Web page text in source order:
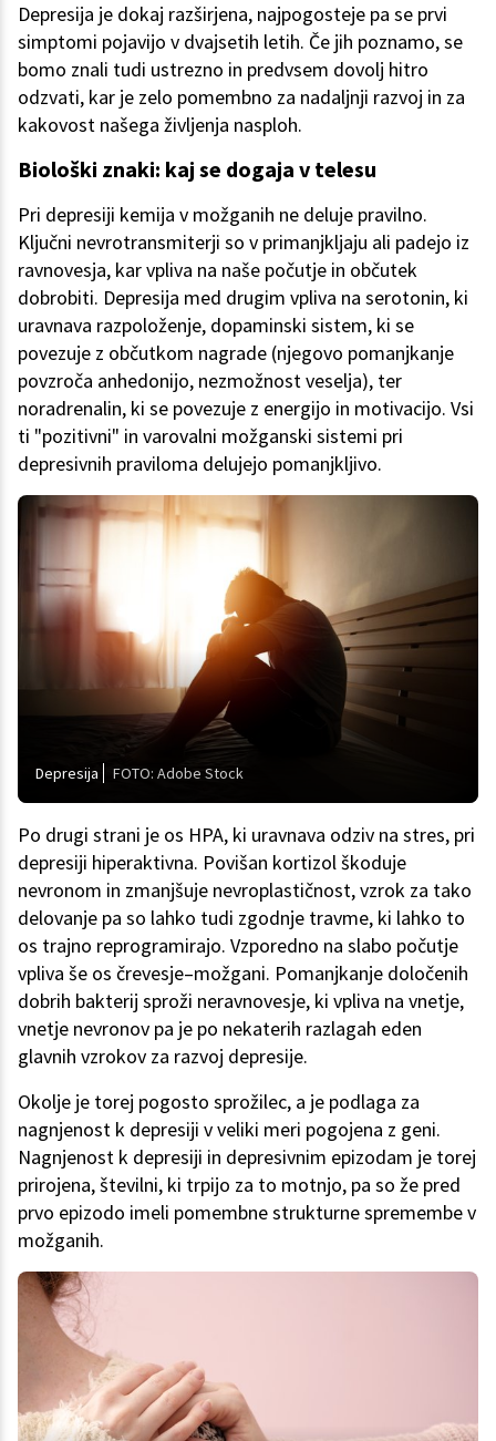
Depresija je dokaj razširjena, najpogosteje pa se prvi
simptomi pojavijo v dvajsetih letih. Če jih poznamo, se
bomo znali tudi ustrezno in predvsem dovolj hitro
odzvati, kar je zelo pomembno za nadaljnji razvoj in za
kakovost našega življenja nasploh.
Biološki znaki: kaj se dogaja v telesu
Pri depresiji kemija v možganih ne deluje pravilno.
Ključni nevrotransmiterji so v primanjkljaju ali padejo iz
ravnovesja, kar vpliva na naše počutje in občutek
dobrobiti. Depresija med drugim vpliva na serotonin, ki
uravnava razpoloženje, dopaminski sistem, ki se
povezuje z občutkom nagrade (njegovo pomanjkanje
povzroča anhedonijo, nezmožnost veselja), ter
noradrenalin, ki se povezuje z energijo in motivacijo. Vsi
ti "pozitivni" in varovalni možganski sistemi pri
depresivnih praviloma delujejo pomanjkljivo.
Depresija FOTO: Adobe Stock
Po drugi strani je os HPA, ki uravnava odziv na stres, pri
depresiji hiperaktivna. Povišan kortizol škoduje
nevronom in zmanjšuje nevroplastičnost, vzrok za tako
delovanje pa so lahko tudi zgodnje travme, ki lahko to
os trajno reprogramirajo. Vzporedno na slabo počutje
vpliva še os črevesje–možgani. Pomanjkanje določenih
dobrih bakterij sproži neravnovesje, ki vpliva na vnetje,
vnetje nevronov pa je po nekaterih razlagah eden
glavnih vzrokov za razvoj depresije.
Okolje je torej pogosto sprožilec, a je podlaga za
nagnjenost k depresiji v veliki meri pogojena z geni.
Nagnjenost k depresiji in depresivnim epizodam je torej
prirojena, številni, ki trpijo za to motnjo, pa so že pred
prvo epizodo imeli pomembne strukturne spremembe v
možganih.